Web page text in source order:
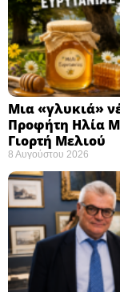
Μια «γλυκιά»
Προφήτη Ηλία
Γιορτή Μελιού
8 Αυγούστου 2026